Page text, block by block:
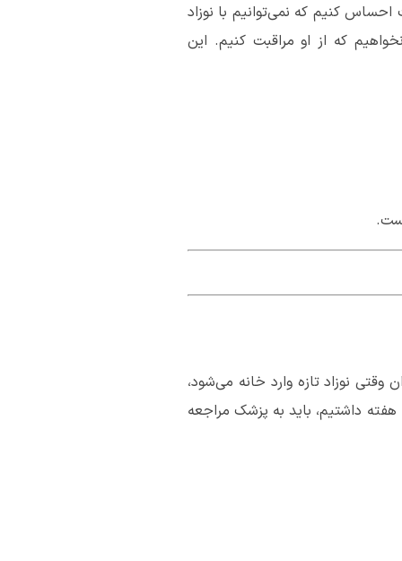
کنیم که نمی‌توانیم با نوزاد
که از او مراقبت کنیم. این
وقتی نوزاد تازه وارد خانه می‌شود،
احساس ناراحتی می‌کنند. اما اگر هر یک از علائم افسردگی، که در زیر به آن اشاره می‌کنیم، را برای بیش از 2 هفته داشتیم، باید به پزشک مراجعه